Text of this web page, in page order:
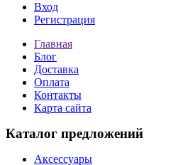
Вход
Регистрация
Главная
Блог
Доставка
Оплата
Контакты
Карта сайта
Каталог предложений
Аксессуары